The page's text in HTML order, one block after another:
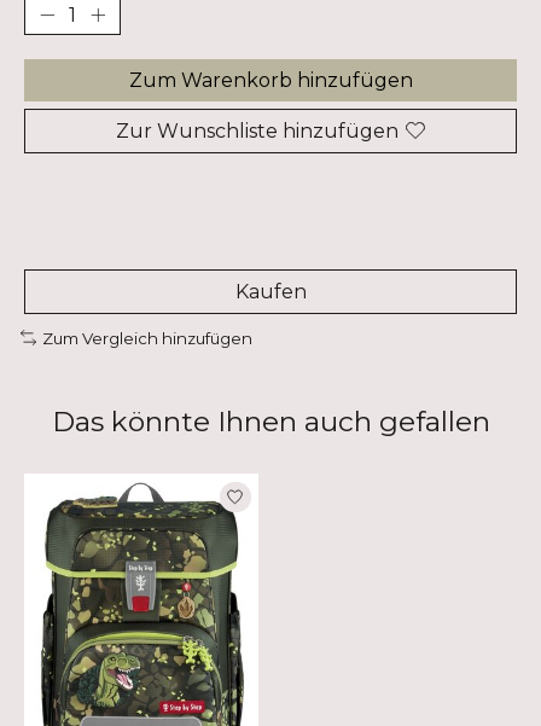
Zum Warenkorb hinzufügen
Zur Wunschliste hinzufügen
Kaufen
Zum Vergleich hinzufügen
Das könnte Ihnen auch gefallen
Produkt-Karussell-Artikel